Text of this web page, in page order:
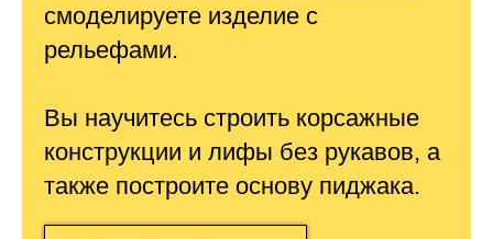
смоделируете изделие с
рельефами.
Вы научитесь строить корсажные
конструкции и лифы без рукавов, а
также построите основу пиджака.